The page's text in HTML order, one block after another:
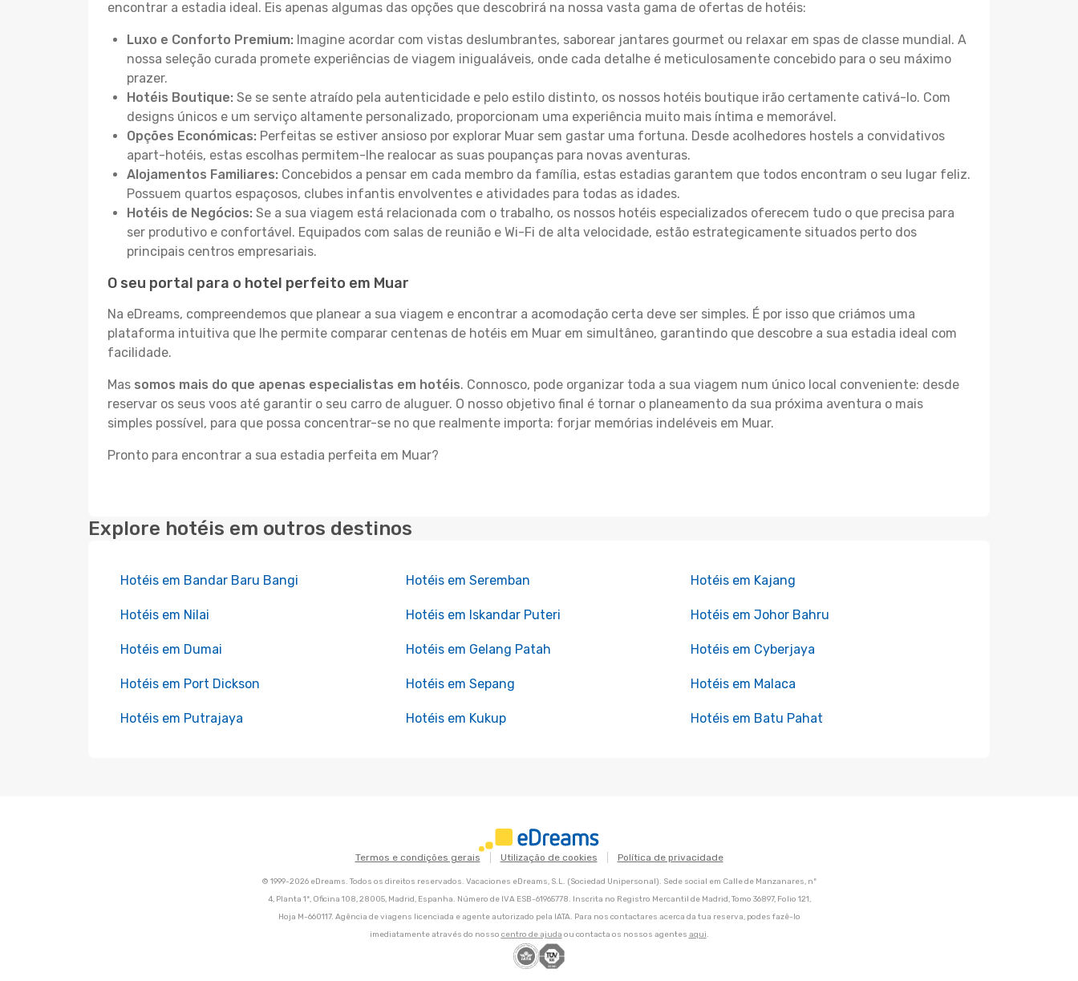
encontrar a estadia ideal. Eis apenas algumas das opções que descobrirá na nossa vasta gama de ofertas de hotéis:
Luxo e Conforto Premium: Imagine acordar com vistas deslumbrantes, saborear jantares gourmet ou relaxar em spas de classe mundial. A
nossa seleção curada promete experiências de viagem inigualáveis, onde cada detalhe é meticulosamente concebido para o seu máximo
prazer.
Hotéis Boutique: Se se sente atraído pela autenticidade e pelo estilo distinto, os nossos hotéis boutique irão certamente cativá-lo. Com
designs únicos e um serviço altamente personalizado, proporcionam uma experiência muito mais íntima e memorável.
Opções Económicas: Perfeitas se estiver ansioso por explorar Muar sem gastar uma fortuna. Desde acolhedores hostels a convidativos
apart-hotéis, estas escolhas permitem-lhe realocar as suas poupanças para novas aventuras.
Alojamentos Familiares: Concebidos a pensar em cada membro da família, estas estadias garantem que todos encontram o seu lugar feliz.
Possuem quartos espaçosos, clubes infantis envolventes e atividades para todas as idades.
Hotéis de Negócios: Se a sua viagem está relacionada com o trabalho, os nossos hotéis especializados oferecem tudo o que precisa para
ser produtivo e confortável. Equipados com salas de reunião e Wi-Fi de alta velocidade, estão estrategicamente situados perto dos
principais centros empresariais.
O seu portal para o hotel perfeito em Muar
Na eDreams, compreendemos que planear a sua viagem e encontrar a acomodação certa deve ser simples. É por isso que criámos uma
plataforma intuitiva que lhe permite comparar centenas de hotéis em Muar em simultâneo, garantindo que descobre a sua estadia ideal com
facilidade.
Mas somos mais do que apenas especialistas em hotéis. Connosco, pode organizar toda a sua viagem num único local conveniente: desde
reservar os seus voos até garantir o seu carro de aluguer. O nosso objetivo final é tornar o planeamento da sua próxima aventura o mais
simples possível, para que possa concentrar-se no que realmente importa: forjar memórias indeléveis em Muar.
Pronto para encontrar a sua estadia perfeita em Muar?
Explore hotéis em outros destinos
Hotéis em Bandar Baru Bangi Hotéis em Seremban Hotéis em Kajang
Hotéis em Nilai Hotéis em Iskandar Puteri Hotéis em Johor Bahru
Hotéis em Dumai Hotéis em Gelang Patah Hotéis em Cyberjaya
Hotéis em Port Dickson Hotéis em Sepang Hotéis em Malaca
Hotéis em Putrajaya Hotéis em Kukup Hotéis em Batu Pahat
Termos e condições gerais Utilização de cookies Política de privacidade
© 1999-2026 eDreams. Todos os direitos reservados. Vacaciones eDreams, S.L. (Sociedad Unipersonal). Sede social em Calle de Manzanares, nº
4, Planta 1ª, Oficina 108, 28005, Madrid, Espanha. Número de IVA ESB-61965778. Inscrita no Registro Mercantil de Madrid, Tomo 36897, Folio 121,
Hoja M-660117. Agência de viagens licenciada e agente autorizado pela IATA. Para nos contactares acerca da tua reserva, podes fazê-lo
imediatamente através do nosso centro de ajuda ou contacta os nossos agentes aqui.